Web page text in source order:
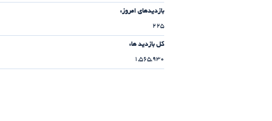
بازدیدهای امروز:
225
کل بازدید ها:
1,565,930